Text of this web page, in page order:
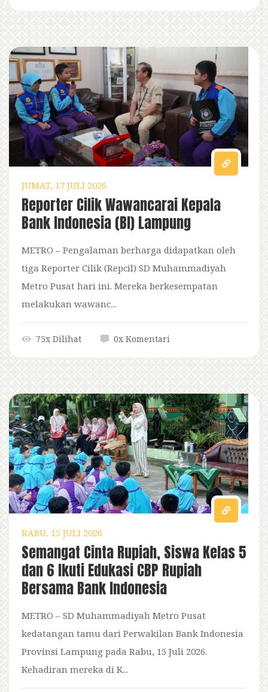
JUMAT, 17 JULI 2026
Reporter Cilik Wawancarai Kepala
Bank Indonesia (BI) Lampung
METRO – Pengalaman berharga didapatkan oleh
tiga Reporter Cilik (Repcil) SD Muhammadiyah
Metro Pusat hari ini. Mereka berkesempatan
melakukan wawanc...
75x Dilihat 0x Komentari
RABU, 15 JULI 2026
Semangat Cinta Rupiah, Siswa Kelas 5
dan 6 Ikuti Edukasi CBP Rupiah
Bersama Bank Indonesia
METRO – SD Muhammadiyah Metro Pusat
kedatangan tamu dari Perwakilan Bank Indonesia
Provinsi Lampung pada Rabu, 15 Juli 2026.
Kehadiran mereka di K...